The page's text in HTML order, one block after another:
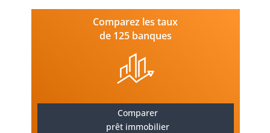
Comparez les taux
de 125 banques
Comparer
prêt immobilier